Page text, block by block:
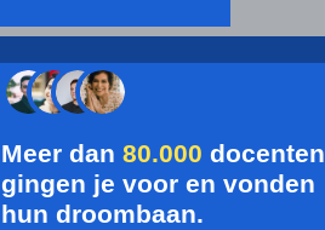
Meer dan80.000 docenten
gingen je voor en vonden
hun droombaan.